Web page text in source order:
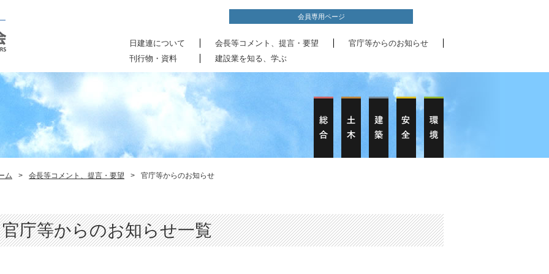
会員専用ページ
日建連について 会長等コメント、提言・要望
官庁等からのお知らせ
刊行物・資料
建設業を知る、学ぶ
ム > 会長等コメント、提言・要望 > 官庁等からのお知らせ
官庁等からのお知らせ一覧